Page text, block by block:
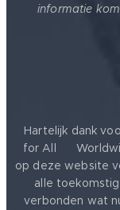
informatie
Hartelijk dank
for All ❤️
op deze website
alle
verbonden wat